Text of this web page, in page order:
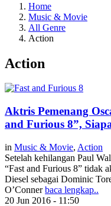
Home
Music & Movie
All Genre
Action
Action
Aktris Pemenang
and Furious 8”,
in Music & Movie, Action
Setelah kehilangan Paul
“Fast and Furious 8” tidak
Diesel sebagai Dominic
O’Connerbaca lengkap..
20 Jun 2016 - 11:50